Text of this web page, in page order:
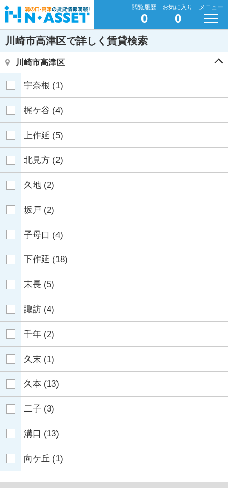
閲覧履歴
0
お気に入り
0
メニュー
川崎市高津区で詳しく賃貸検索
川崎市高津区
宇奈根 (1)
梶ケ谷 (4)
上作延 (5)
北見方 (2)
久地 (2)
坂戸 (2)
子母口 (4)
下作延 (18)
末長 (5)
諏訪 (4)
千年 (2)
久末 (1)
久本 (13)
二子 (3)
溝口 (13)
向ケ丘 (1)